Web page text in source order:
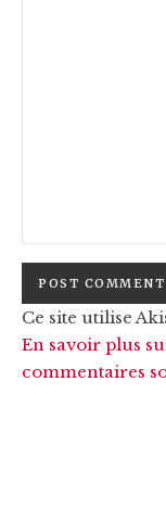
Ce site utilise
En savoir plus
commentaires